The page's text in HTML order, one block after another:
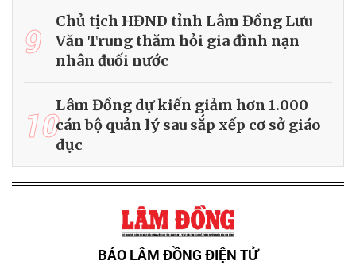
9
Chủ tịch HĐND tỉnh Lâm Đồng Lưu
Văn Trung thăm hỏi gia đình nạn
nhân đuối nước
10Lâm Đồng dự kiến giảm hơn 1.000
cán bộ quản lý sau sắp xếp cơ sở giáo
dục
BÁO LÂM ĐỒNG ĐIỆN TỬ